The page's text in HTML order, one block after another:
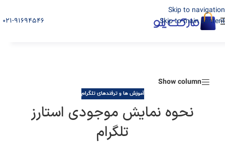
Skip to navigation
Skip to main content
021-91694546
Show column
آموزش ها و ترفندهای تلگرام
نحوه نمایش موجودی استارز
تلگرام